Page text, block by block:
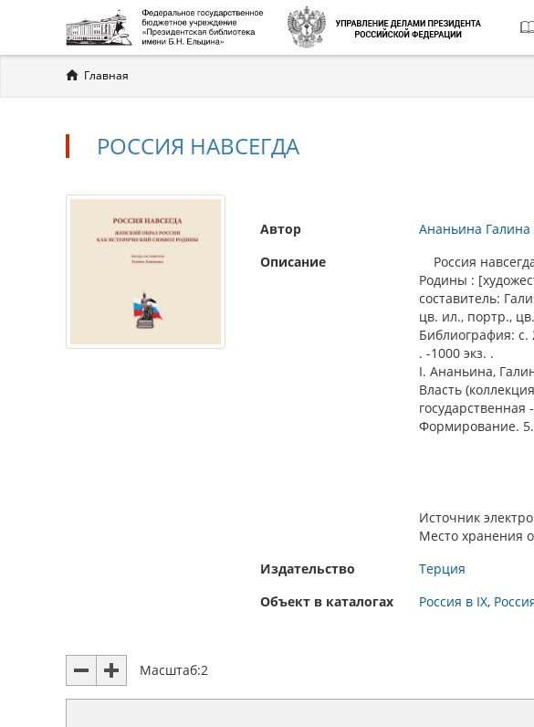
Вы
здесь
Главная
РОССИЯ НАВСЕГДА
Автор
Ананьина Галина
Описание
Россия
Родины :
составитель:
цв. ил., портр.,
Библиография: с.
. -1000 экз. .
I. Ананьина,
Власть
Формирование.
Источник
Место хранения
Издательство
Терция
Объект в каталогах
Россия в IX
Масштаб:2